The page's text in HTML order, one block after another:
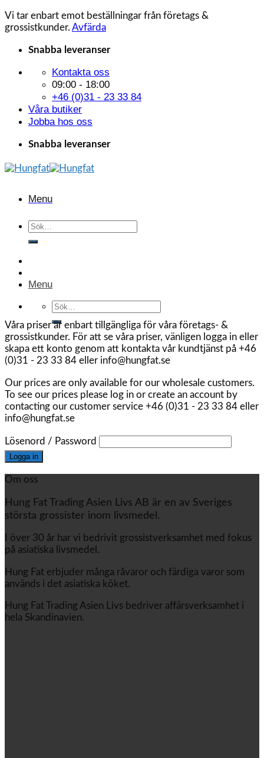
Vi tar enbart emot beställningar från företags &
grossistkunder. Avfärda
Skip
content
Snabba leveranser
Kontakta oss
09:00 - 18:00
+46 (0)31 - 23 33 84
Våra butiker
Jobba hos oss
Snabba leveranser
Menu
Sök
Sök
Menu
Våra priser är enbart tillgängliga för våra företags- &
grossistkunder. För att se våra priser, vänligen logga in eller
skapa ett konto genom att kontakta vår kundtjänst på +46
(0)31 - 23 33 84 eller info@hungfat.se
Our prices are only available for our wholesale customers.
To see our prices please log in or create an account by
contacting our customer service +46 (0)31 - 23 33 84 eller
info@hungfat.se
Lösenord / Password
Om oss
Hung Fat Trading Asien Livs AB är en av Sveriges
största grossister inom livsmedel.
I över 30 år har vi bedrivit grossistverksamhet med fokus
på asiatiska livsmedel.
Hung Fat erbjuder många råvaror och färdiga varor som
används i det asiatiska köket.
Hung Fat Trading Asien Livs bedriver affärsverksamhet i
hela Skandinavien.